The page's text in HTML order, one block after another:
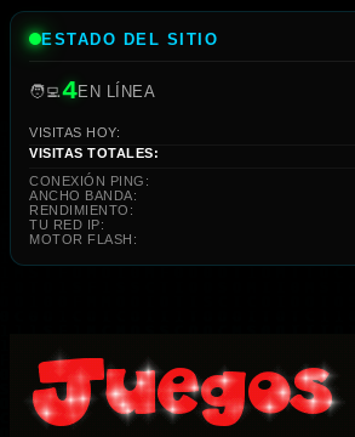
ESTADO DEL SITIO
🧑‍💻4EN LÍNEA
VISITAS HOY:
VISITAS TOTALES:
CONEXIÓN PING:
ANCHO BANDA:
RENDIMIENTO:
TU RED IP:
MOTOR FLASH: